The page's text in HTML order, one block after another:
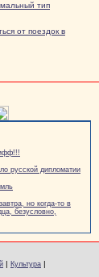
тип
от поездок в
русской дипломатии
но когда-то в
безусловно,
| Культура |